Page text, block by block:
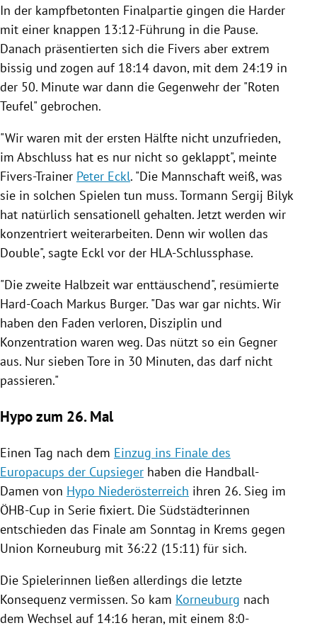
In der kampfbetonten Finalpartie gingen die Harder
mit einer knappen 13:12-Führung in die Pause.
Danach präsentierten sich die Fivers aber extrem
bissig und zogen auf 18:14 davon, mit dem 24:19 in
der 50. Minute war dann die Gegenwehr der "Roten
Teufel" gebrochen.
"Wir waren mit der ersten Hälfte nicht unzufrieden,
im Abschluss hat es nur nicht so geklappt", meinte
Fivers-Trainer Peter Eckl. "Die Mannschaft weiß, was
sie in solchen Spielen tun muss. Tormann Sergij Bilyk
hat natürlich sensationell gehalten. Jetzt werden wir
konzentriert weiterarbeiten. Denn wir wollen das
Double", sagte Eckl vor der HLA-Schlussphase.
"Die zweite Halbzeit war enttäuschend", resümierte
Hard-Coach Markus Burger. "Das war gar nichts. Wir
haben den Faden verloren, Disziplin und
Konzentration waren weg. Das nützt so ein Gegner
aus. Nur sieben Tore in 30 Minuten, das darf nicht
passieren."
Hypo zum 26. Mal
Einen Tag nach dem Einzug ins Finale des
Europacups der Cupsieger haben die Handball-
Damen von Hypo Niederösterreich ihren 26. Sieg im
ÖHB-Cup in Serie fixiert. Die Südstädterinnen
entschieden das Finale am Sonntag in Krems gegen
Union Korneuburg mit 36:22 (15:11) für sich.
Die Spielerinnen ließen allerdings die letzte
Konsequenz vermissen. So kam Korneuburg nach
dem Wechsel auf 14:16 heran, mit einem 8:0-